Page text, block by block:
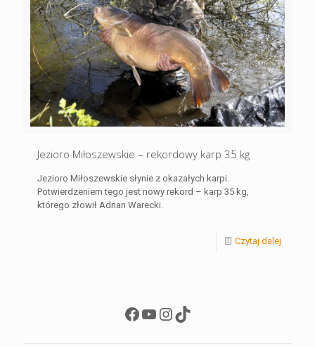
Jezioro Miłoszewskie – rekordowy karp 35 kg
Jezioro Miłoszewskie słynie z okazałych karpi.
Potwierdzeniem tego jest nowy rekord – karp 35 kg,
którego złowił Adrian Warecki.
Czytaj dalej
Facebook
YouTube
Instagram
TikTok